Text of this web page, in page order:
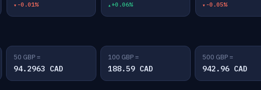
-0.01% +0.06% -0.05%
50 GBP =
94.2963 CAD
100 GBP =
188.59 CAD
500 GBP =
942.96 CAD